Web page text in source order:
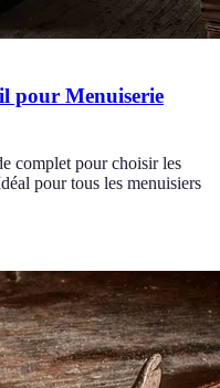
pour Menuiserie
complet pour choisir les
pour tous les menuisiers